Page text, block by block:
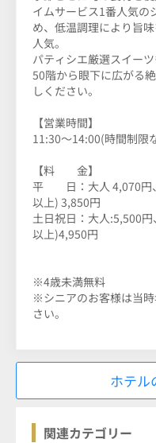
イムサービス1番人気の
め、低温調理により旨
人気。
パティシエ厳選スイー
50階から眼下に広がる
しください。
【営業時間】
11:30～14:00(時間制限
【料 金】
平 日： 大人 4,070
以上) 3,850円
土日祝日：大人:5,500
以上)4,950円
※4歳未満無料
※シニアのお客様は当
さい。
ホテル
関連カテゴリー